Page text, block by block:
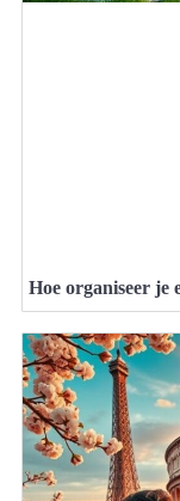
Hoe organiseer je